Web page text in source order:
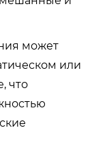
может
или
что